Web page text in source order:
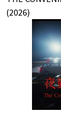
(2026)